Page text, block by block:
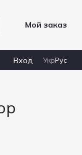
Мой заказ
Вход УкрРус